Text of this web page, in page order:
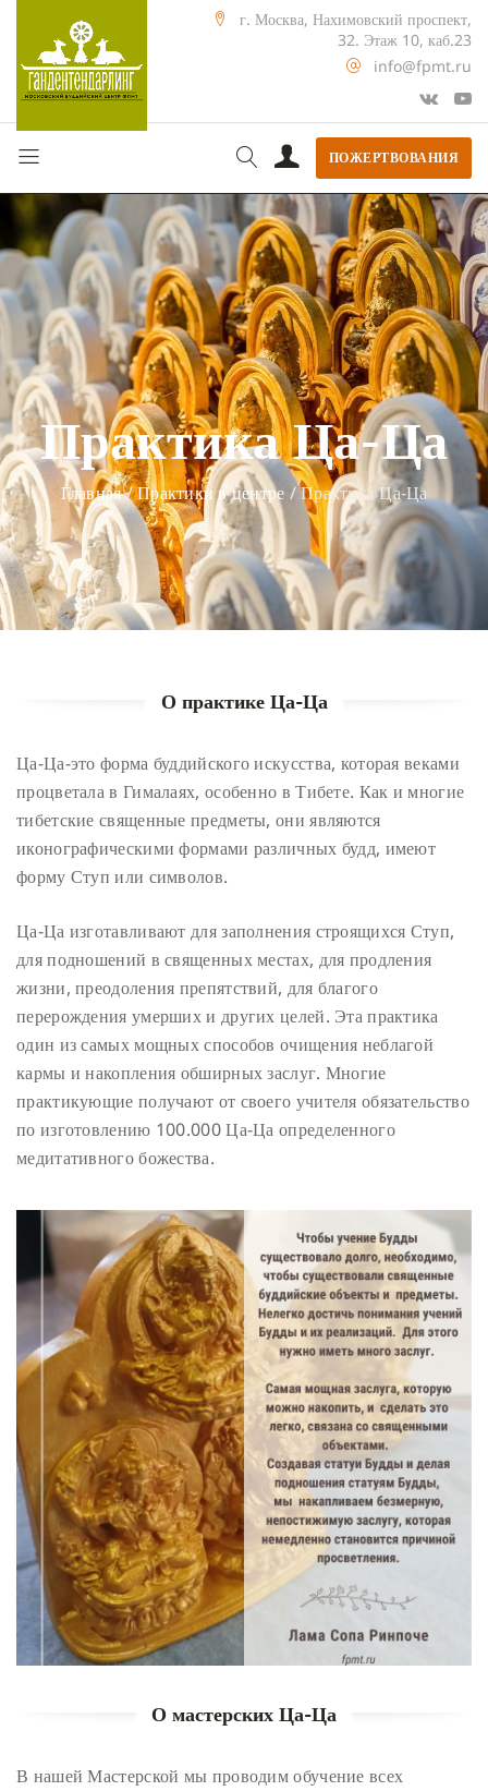
г. Москва, Нахимовский проспект,
32. Этаж 10, каб.23
info@fpmt.ru
ПОЖЕРТВОВАНИЯ
Практика Ца-Ца
Главная/Практики в центре /Практика Ца-Ца
О практике Ца-Ца
Ца-Ца-это форма буддийского искусства, которая веками
процветала в Гималаях, особенно в Тибете. Как и многие
тибетские священные предметы, они являются
иконографическими формами различных будд, имеют
форму Ступ или символов.
Ца-Ца изготавливают для заполнения строящихся Ступ,
для подношений в священных местах, для продления
жизни, преодоления препятствий, для благого
перерождения умерших и других целей. Эта практика
один из самых мощных способов очищения неблагой
кармы и накопления обширных заслуг. Многие
практикующие получают от своего учителя обязательство
по изготовлению 100.000 Ца-Ца определенного
медитативного божества.
О мастерских Ца-Ца
В нашей Мастерской мы проводим обучение всех